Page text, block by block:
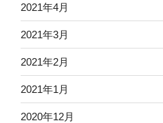
2021年4月
2021年3月
2021年2月
2021年1月
2020年12月